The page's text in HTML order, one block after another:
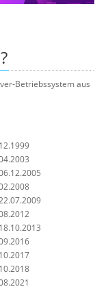
?
Betriebssystem aus